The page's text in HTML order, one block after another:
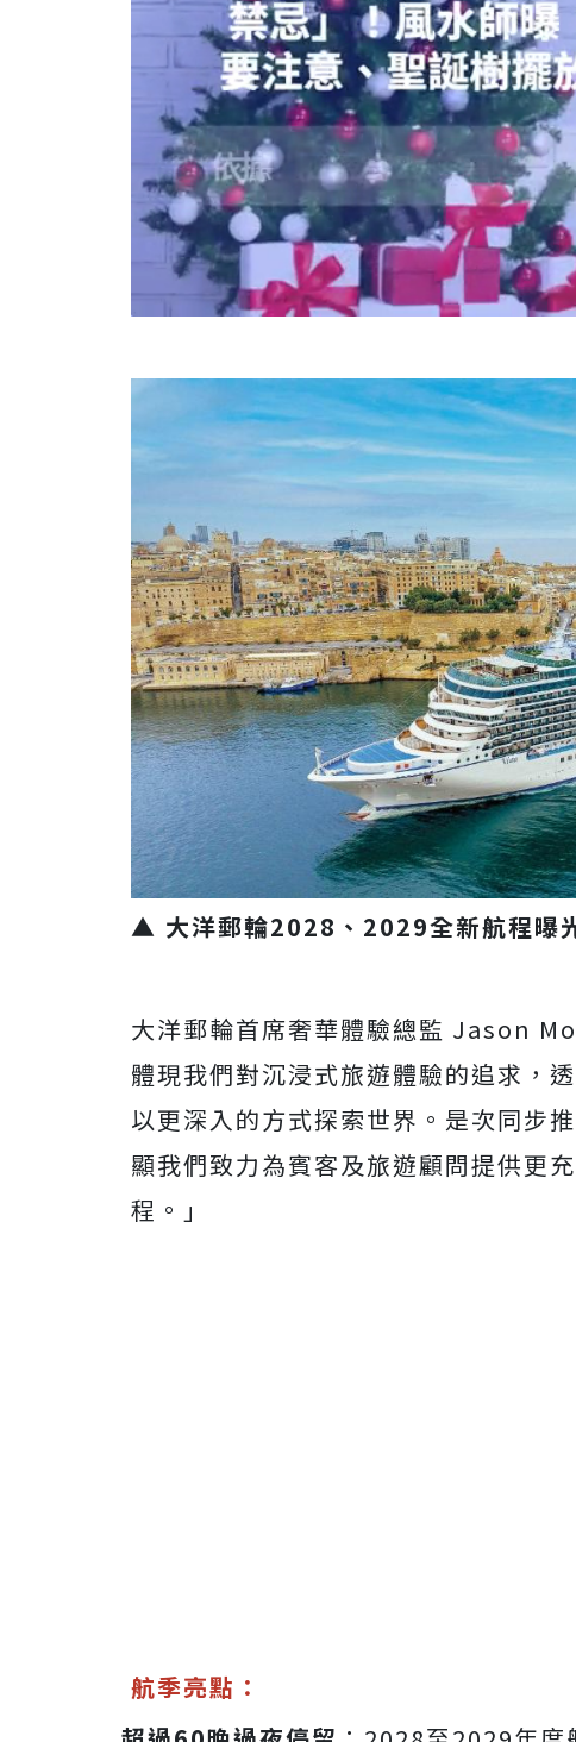
▲ 大洋郵輪2028、2029全新航程曝
大洋郵輪首席奢華體驗總監 Jason
體現我們對沉浸式旅遊體驗的追求，
以更深入的方式探索世界。是次同步
顯我們致力為賓客及旅遊顧問提供更
程。」
航季亮點：